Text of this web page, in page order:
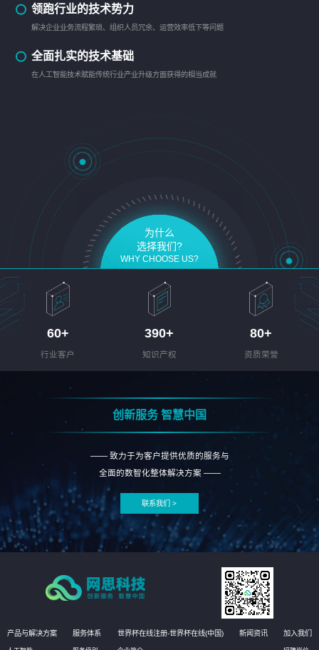
领跑行业的技术势力
解决企业业务流程繁琐、组织人员冗余、运营效率低下等问题
全面扎实的技术基础
在人工智能技术赋能传统行业产业升级方面获得的相当成就
为什么
选择我们?
WHY CHOOSE US?
60+
行业客户
390+
知识产权
80+
资质荣誉
创新服务 智慧中国
—— 致力于为客户提供优质的服务与
全面的数智化整体解决方案 ——
联系我们 >
产品与解决方案 服务体系 世界杯在线注册-世界杯在线(中国) 新闻资讯 加入我们